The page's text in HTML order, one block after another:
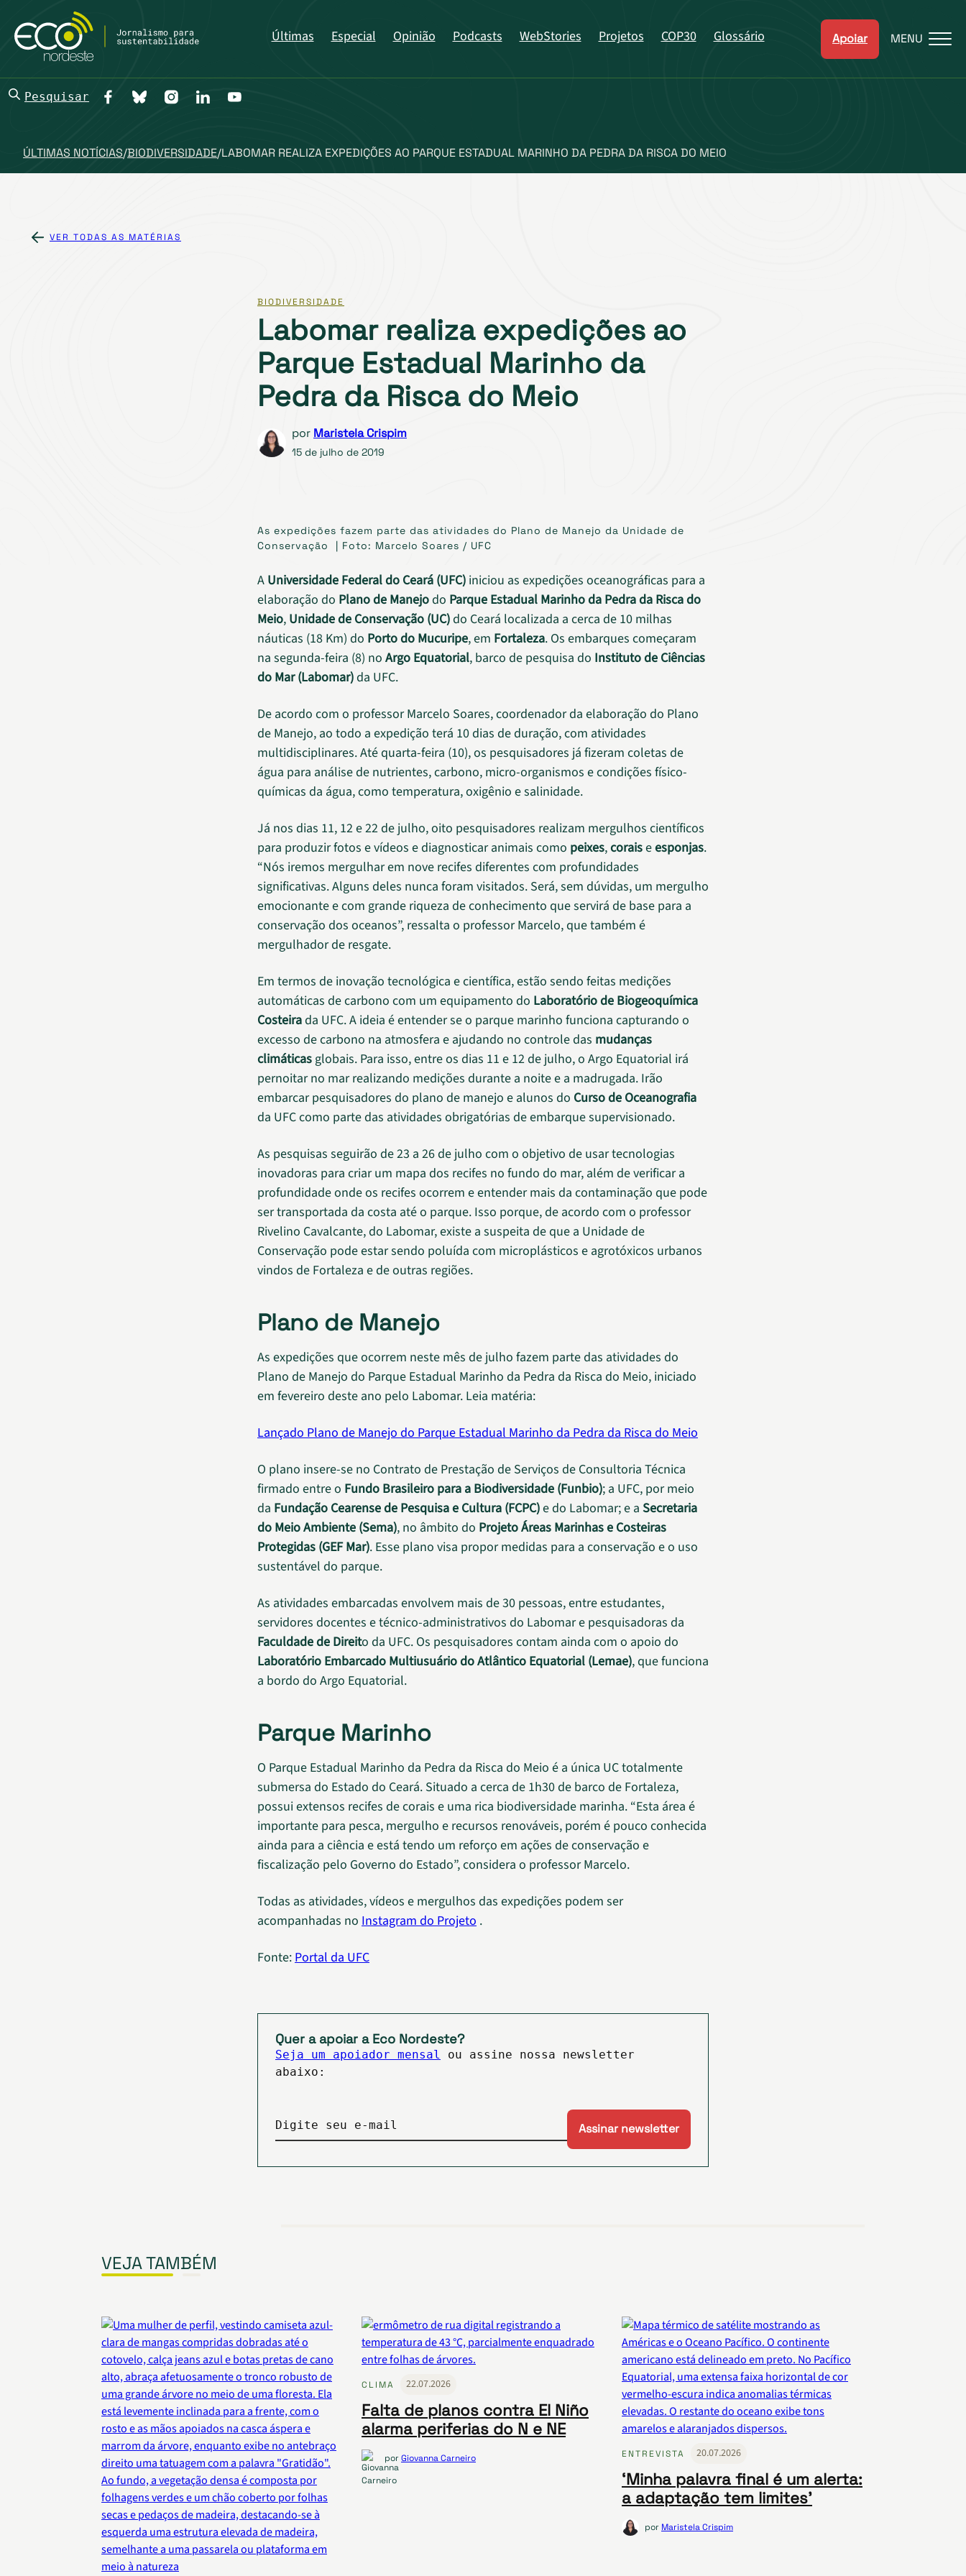
Últimas Especial Opinião Podcasts WebStories Projetos COP30 Glossário Apoiar MENU
Pesquisar
ÚLTIMAS NOTÍCIAS/BIODIVERSIDADE/LABOMAR REALIZA EXPEDIÇÕES AO PARQUE ESTADUAL MARINHO DA PEDRA DA RISCA DO MEIO
VER TODAS AS MATÉRIAS
BIODIVERSIDADE
Labomar realiza expedições ao
Parque Estadual Marinho da
Pedra da Risca do Meio
por Maristela Crispim
15 de julho de 2019
As expedições fazem parte das atividades do Plano de Manejo da Unidade de
Conservação | Foto: Marcelo Soares / UFC
A Universidade Federal do Ceará (UFC) iniciou as expedições oceanográficas para a
elaboração do Plano de Manejodo Parque Estadual Marinho da Pedra da Risca do
Meio, Unidade de Conservação (UC)do Ceará localizada a cerca de 10 milhas
náuticas (18 Km) do Porto do Mucuripe, em Fortaleza. Os embarques começaram
na segunda-feira (8) no Argo Equatorial, barco de pesquisa do Instituto de Ciências
do Mar (Labomar)da UFC.
De acordo com o professor Marcelo Soares, coordenador da elaboração do Plano
de Manejo, ao todo a expedição terá 10 dias de duração, com atividades
multidisciplinares. Até quarta-feira (10), os pesquisadores já fizeram coletas de
água para análise de nutrientes, carbono, micro-organismos e condições físico-
químicas da água, como temperatura, oxigênio e salinidade.
Já nos dias 11, 12 e 22 de julho, oito pesquisadores realizam mergulhos científicos
para produzir fotos e vídeos e diagnosticar animais como peixes,coraiseesponjas.
“Nós iremos mergulhar em nove recifes diferentes com profundidades
significativas. Alguns deles nunca foram visitados. Será, sem dúvidas, um mergulho
emocionante e com grande riqueza de conhecimento que servirá de base para a
conservação dos oceanos”, ressalta o professor Marcelo, que também é
mergulhador de resgate.
Em termos de inovação tecnológica e científica, estão sendo feitas medições
automáticas de carbono com um equipamento do Laboratório de Biogeoquímica
Costeirada UFC. A ideia é entender se o parque marinho funciona capturando o
excesso de carbono na atmosfera e ajudando no controle das mudanças
climáticasglobais. Para isso, entre os dias 11 e 12 de julho, o Argo Equatorial irá
pernoitar no mar realizando medições durante a noite e a madrugada. Irão
embarcar pesquisadores do plano de manejo e alunos do Curso de Oceanografia
da UFC como parte das atividades obrigatórias de embarque supervisionado.
As pesquisas seguirão de 23 a 26 de julho com o objetivo de usar tecnologias
inovadoras para criar um mapa dos recifes no fundo do mar, além de verificar a
profundidade onde os recifes ocorrem e entender mais da contaminação que pode
ser transportada da costa até o parque. Isso porque, de acordo com o professor
Rivelino Cavalcante, do Labomar, existe a suspeita de que a Unidade de
Conservação pode estar sendo poluída com microplásticos e agrotóxicos urbanos
vindos de Fortaleza e de outras regiões.
Plano de Manejo
As expedições que ocorrem neste mês de julho fazem parte das atividades do
Plano de Manejo do Parque Estadual Marinho da Pedra da Risca do Meio, iniciado
em fevereiro deste ano pelo Labomar. Leia matéria:
Lançado Plano de Manejo do Parque Estadual Marinho da Pedra da Risca do Meio
O plano insere-se no Contrato de Prestação de Serviços de Consultoria Técnica
firmado entre o Fundo Brasileiro para a Biodiversidade (Funbio); a UFC, por meio
da Fundação Cearense de Pesquisa e Cultura (FCPC)e do Labomar; e a Secretaria
do Meio Ambiente (Sema), no âmbito do Projeto Áreas Marinhas e Costeiras
Protegidas (GEF Mar). Esse plano visa propor medidas para a conservação e o uso
sustentável do parque.
As atividades embarcadas envolvem mais de 30 pessoas, entre estudantes,
servidores docentes e técnico-administrativos do Labomar e pesquisadoras da
Faculdade de Direito da UFC. Os pesquisadores contam ainda com o apoio do
Laboratório Embarcado Multiusuário do Atlântico Equatorial (Lemae), que funciona
a bordo do Argo Equatorial.
Parque Marinho
O Parque Estadual Marinho da Pedra da Risca do Meio é a única UC totalmente
submersa do Estado do Ceará. Situado a cerca de 1h30 de barco de Fortaleza,
possui extensos recifes de corais e uma rica biodiversidade marinha. “Esta área é
importante para pesca, mergulho e recursos renováveis, porém é pouco conhecida
ainda para a ciência e está tendo um reforço em ações de conservação e
fiscalização pelo Governo do Estado”, considera o professor Marcelo.
Todas as atividades, vídeos e mergulhos das expedições podem ser
acompanhadas no Instagram do Projeto .
Fonte:Portal da UFC
Quer a apoiar a Eco Nordeste?
Seja um apoiador mensal
ou assine nossa newsletter
abaixo:
Digite seu e-mail
VEJA TAMBÉM
CLIMA 22.07.2026
Falta de planos contra El Niño
alarma periferias do N e NE
porGiovanna Carneiro ENTREVISTA 20.07.2026
‘Minha palavra final é um alerta:
a adaptação tem limites’
por Maristela Crispim